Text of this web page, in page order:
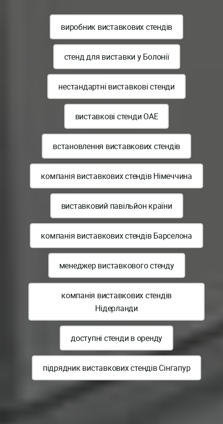
виробник виставкових стендів
стенд для виставки у Болонії
нестандартні виставкові стенди
виставкові стенди ОАЕ
встановлення виставкових стендів
компанія виставкових стендів Німеччина
виставковий павільйон країни
компанія виставкових стендів Барселона
менеджер виставкового стенду
компанія виставкових стендів
Нідерланди
доступні стенди в оренду
підрядник виставкових стендів Сінгапур